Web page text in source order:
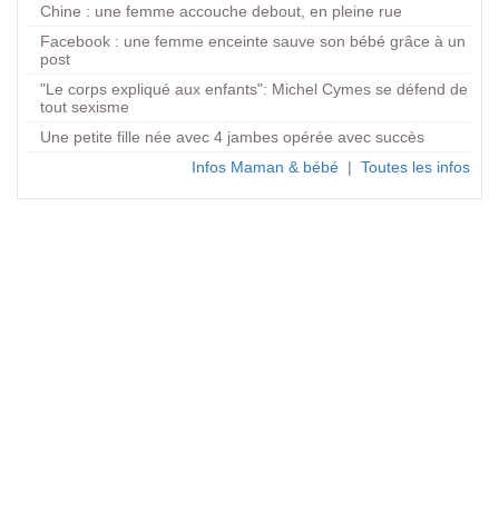
Chine : une femme accouche debout, en pleine rue
Facebook : une femme enceinte sauve son bébé grâce à un
post
"Le corps expliqué aux enfants": Michel Cymes se défend de
tout sexisme
Une petite fille née avec 4 jambes opérée avec succès
Infos Maman & bébé | Toutes les infos